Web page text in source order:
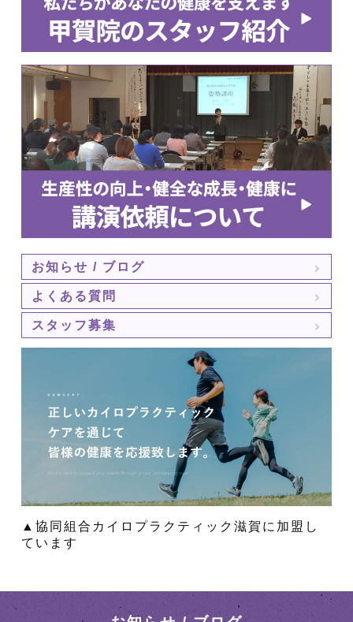
お知らせ / ブログ
よくある質問
スタッフ募集
▲協同組合カイロプラクティック滋賀に加盟し
ています